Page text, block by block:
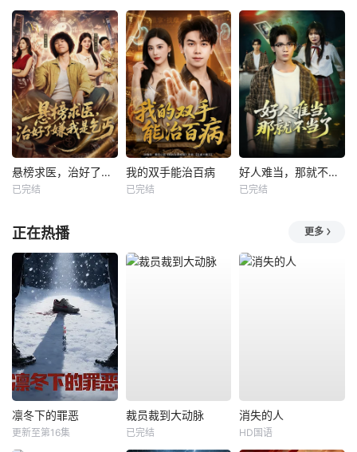
悬榜求医，治好了嫌我是乞丐
已完结
我的双手能治百病
已完结
好人难当，那就不当了
已完结
正在热播 更多
凛冬下的罪恶
更新至第16集
裁员裁到大动脉
已完结
消失的人
HD国语